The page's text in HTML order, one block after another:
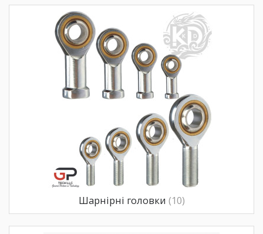
Шарнірні головки (10)